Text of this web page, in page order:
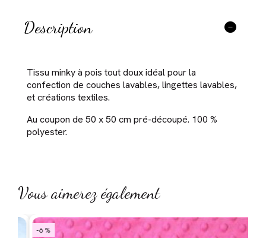
Description
Tissu minky à pois tout doux idéal pour la
confection de couches lavables, lingettes lavables,
et créations textiles.
Au coupon de 50 x 50 cm pré-découpé. 100 %
polyester.
Vous aimerez également
-6 %